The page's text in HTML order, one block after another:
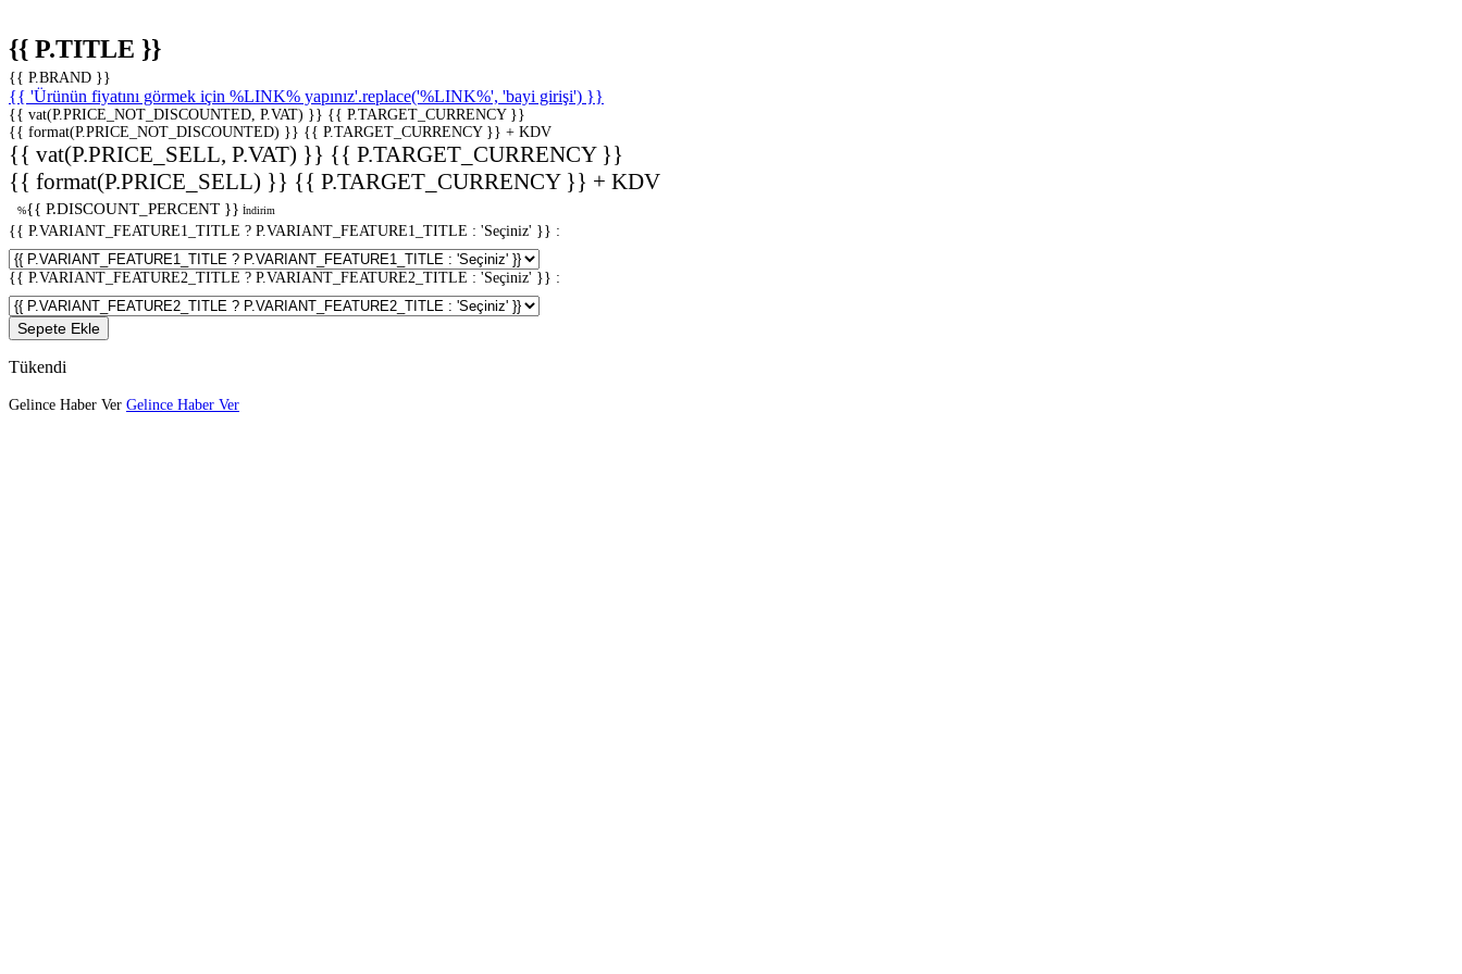
{{ P.TITLE }}
{{ P.BRAND }}
{{ 'Ürünün fiyatını görmek için %LINK% yapınız'.replace('%LINK%', 'bayi girişi') }}
{{ vat(P.PRICE_NOT_DISCOUNTED, P.VAT) }} {{ P.TARGET_CURRENCY }}
{{ format(P.PRICE_NOT_DISCOUNTED) }} {{ P.TARGET_CURRENCY }} + KDV
{{ vat(P.PRICE_SELL, P.VAT) }} {{ P.TARGET_CURRENCY }}
{{ format(P.PRICE_SELL) }} {{ P.TARGET_CURRENCY }} + KDV
%{{ P.DISCOUNT_PERCENT }} İndirim
{{ P.VARIANT_FEATURE1_TITLE ? P.VARIANT_FEATURE1_TITLE : 'Seçiniz' }} :
{{ P.VARIANT_FEATURE2_TITLE ? P.VARIANT_FEATURE2_TITLE : 'Seçiniz' }} :
Sepete Ekle
Tükendi
Gelince Haber Ver Gelince Haber Ver